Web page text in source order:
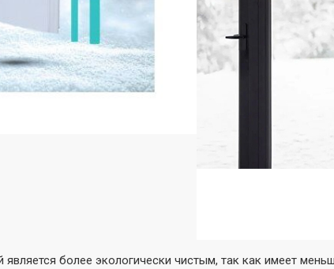
является более экологически чистым, так как имеет